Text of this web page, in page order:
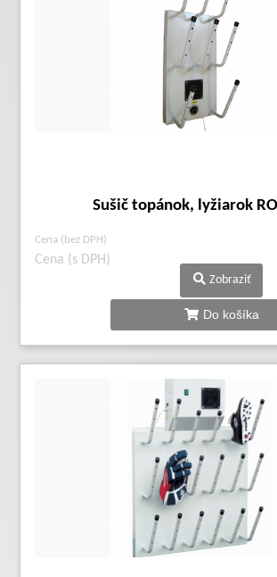
Sušič topánok, lyžiarok
Cena (bez DPH)
Cena (s DPH)
Zobraziť
Do košíka